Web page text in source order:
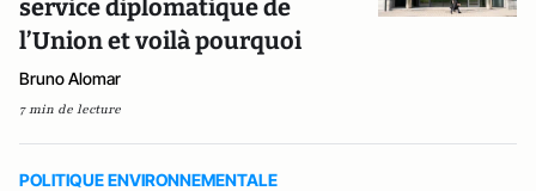
service diplomatique de
l’Union et voilà pourquoi
Bruno Alomar
7 min de lecture
POLITIQUE ENVIRONNEMENTALE